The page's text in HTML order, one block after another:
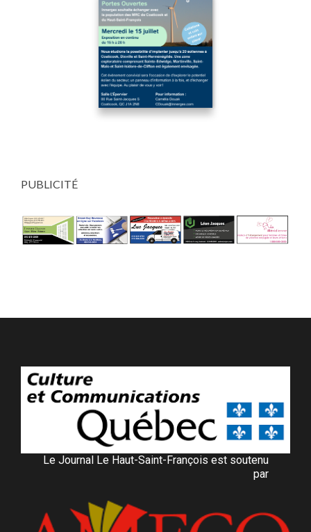
PUBLICITÉ
Le Journal Le Haut-Saint-François est soutenu
par